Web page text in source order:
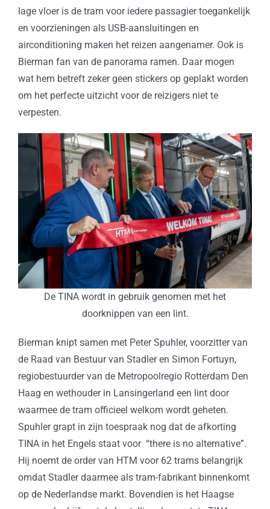
lage vloer is de tram voor iedere passagier toegankelijk
en voorzieningen als USB-aansluitingen en
airconditioning maken het reizen aangenamer. Ook is
Bierman fan van de panorama ramen. Daar mogen
wat hem betreft zeker geen stickers op geplakt worden
om het perfecte uitzicht voor de reizigers niet te
verpesten.
De TINA wordt in gebruik genomen met het
doorknippen van een lint.
Bierman knipt samen met Peter Spuhler, voorzitter van
de Raad van Bestuur van Stadler en Simon Fortuyn,
regiobestuurder van de Metropoolregio Rotterdam Den
Haag en wethouder in Lansingerland een lint door
waarmee de tram officieel welkom wordt geheten.
Spuhler grapt in zijn toespraak nog dat de afkorting
TINA in het Engels staat voor “there is no alternative”.
Hij noemt de order van HTM voor 62 trams belangrijk
omdat Stadler daarmee als tram-fabrikant binnenkomt
op de Nederlandse markt. Bovendien is het Haagse